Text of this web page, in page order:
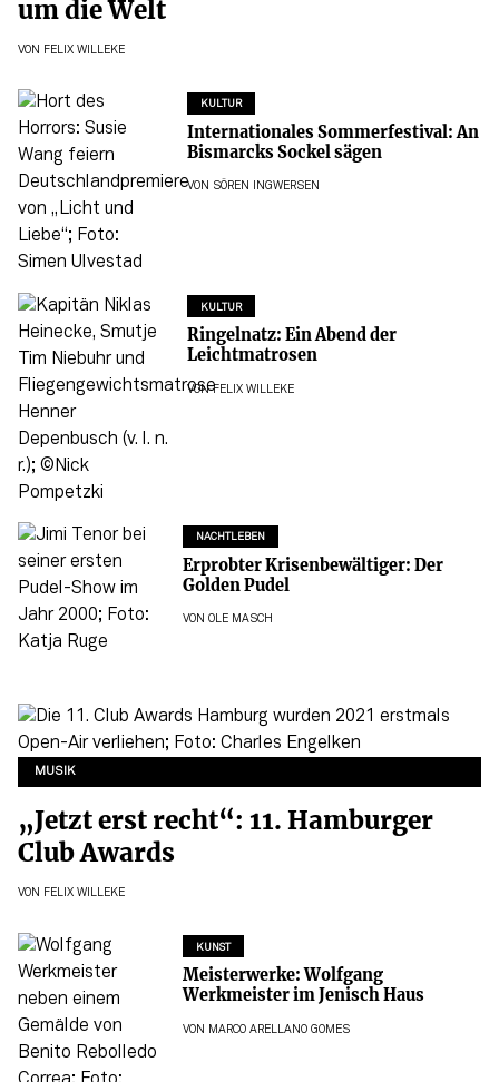
um die Welt
VON FELIX WILLEKE
KULTUR
Internationales Sommerfestival: An
Bismarcks Sockel sägen
VON SÖREN INGWERSEN
KULTUR
Ringelnatz: Ein Abend der
Leichtmatrosen
VONFELIX WILLEKE
NACHTLEBEN
Erprobter Krisenbewältiger: Der
Golden Pudel
VON OLE MASCH
MUSIK
„Jetzt erst recht“: 11. Hamburger
Club Awards
VON FELIX WILLEKE
KUNST
Meisterwerke: Wolfgang
Werkmeister im Jenisch Haus
VON MARCO ARELLANO GOMES